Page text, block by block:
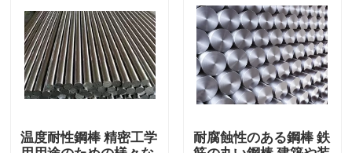
ビデオ
わたしたち に つい て
工場 ツアー
温度耐性鋼棒 精密工学
耐腐蝕性のある鋼棒 鉄